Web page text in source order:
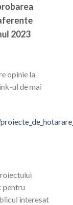
2023
opinie la
ul de mai
pentru
interesat